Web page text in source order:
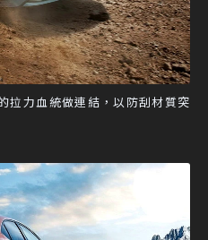
拉力血統做連結，以防刮材質突